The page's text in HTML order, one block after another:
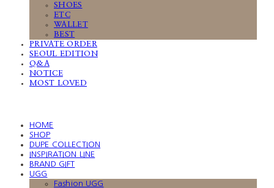
SHOES
ETC
WALLET
BEST
PRIVATE ORDER
SEOUL EDITION
Q&A
NOTICE
MOST LOVED
HOME
SHOP
DUPE COLLECTION
INSPIRATION LINE
BRAND GIFT
UGG
Fashion UGG